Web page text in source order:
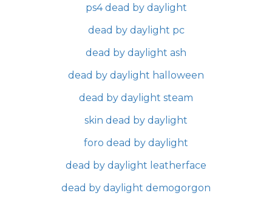
ps4 dead by daylight
dead by daylight pc
dead by daylight ash
dead by daylight halloween
dead by daylight steam
skin dead by daylight
foro dead by daylight
dead by daylight leatherface
dead by daylight demogorgon